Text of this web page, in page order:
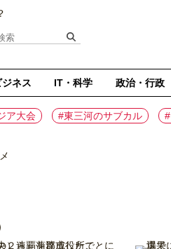
ネス IT・科学 政治・行政
ア大会 #東三河のサブカル